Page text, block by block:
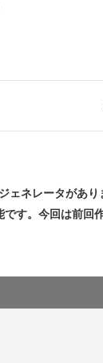
ネレータがあ
す。今回は前回